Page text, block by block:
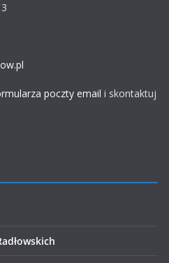
poczty email i skontaktuj